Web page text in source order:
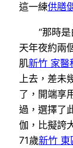
這一練供膳
“那時
天年夜約兩
肌新竹 家醫
上去，差未
了，開端享
過，選擇了
伽，比擬誇
71歲新竹 東